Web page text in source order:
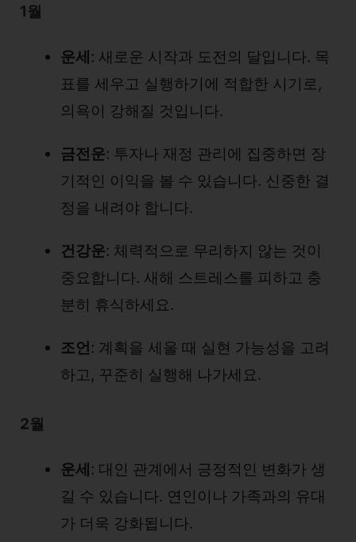
1월
운세 : 새로운 시작과 도전의 달입니다. 목
표를 세우고 실행하기에 적합한 시기로,
의욕이 강해질 것입니다.
금전운: 투자나 재정 관리에 집중하면 장
기적인 이익을 볼 수 있습니다. 신중한 결
정을 내려야 합니다.
건강운: 체력적으로 무리하지 않는 것이
중요합니다. 새해 스트레스를 피하고 충
분히 휴식하세요.
조언: 계획을 세울 때 실현 가능성을 고려
하고, 꾸준히 실행해 나가세요.
2월
운세: 대인 관계에서 긍정적인 변화가 생
길 수 있습니다. 연인이나 가족과의 유대
가 더욱 강화됩니다.